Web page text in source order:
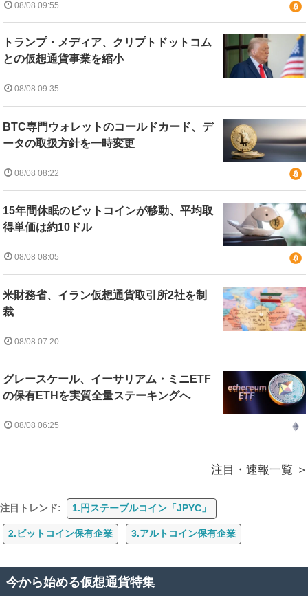
08/08 09:55
トランプ・メディア、クリプトドットコム
との仮想通貨事業を縮小
08/08 09:35
BTC専門ウォレットのコールドカード、デ
ータの取扱方針を一時変更
08/08 08:22
15年間休眠のビットコインが移動、平均取
得単価は約10ドル
08/08 08:05
米財務省、イラン仮想通貨取引所2社を制
裁
08/08 07:20
グレースケール、イーサリアム・ミニETF
の保有ETHを実質全量ステーキングへ
08/08 06:25
注目・速報一覧
注目トレンド: 1.円ステーブルコイン「JPYC」
2.ビットコイン保有企業 3.アルトコイン保有企業
今から始める仮想通貨特集